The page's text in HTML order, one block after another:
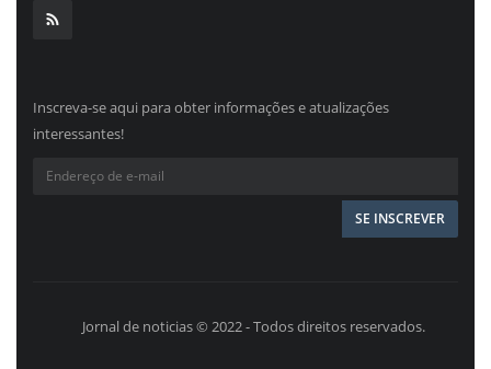
Inscreva-se aqui para obter informações e atualizações
interessantes!
Jornal de noticias © 2022 - Todos direitos reservados.